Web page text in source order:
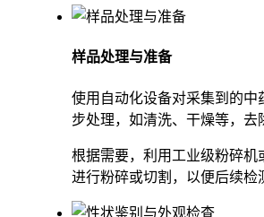
样品处理与准备
使用自动化设备对采集到的中
步处理，如清洗、干燥等，去
根据需要，利用工业级粉碎机
进行粉碎或切割，以便后续检